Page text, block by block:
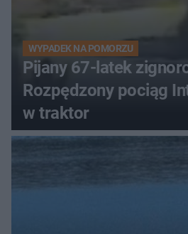
WYPADEK NA POMORZU
Pijany 67-latek
Rozpędzony pociąg
w traktor